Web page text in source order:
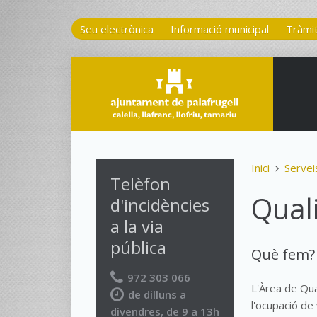
Seu electrònica Informació municipal
Inici
Què fem?
L'Àrea de
l'ocupació
Telèfon
d'incidències
a la via
pública
972 303 066
de dilluns a
divendres, de 9 a 13h